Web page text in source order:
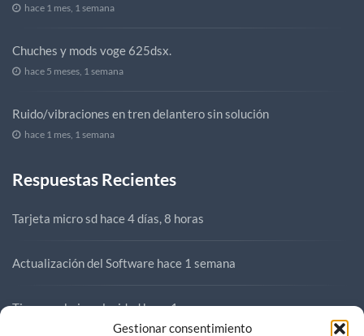
Gestionar consentimiento
hace 1 mes, 1 semana
Chuches y mods voge 625dsx.
hace 5 meses, 1 semana
Ruido/vibraciones en tren delantero sin solución
hace 1 mes, 1 semana
Respuestas Recientes
Tarjeta micro sd hace 4 días, 8 horas
Actualización del Software hace 1 semana
Tirones a baja velocidadhace 1 semana